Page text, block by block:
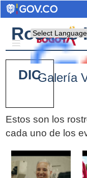
Rostros
Galería
Estos son los
cada uno de los
Pages
DIC